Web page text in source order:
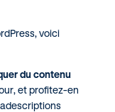
voici
du contenu
et profitez-en